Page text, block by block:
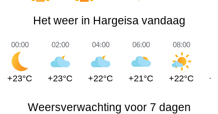
Het weer in Hargeisa vandaag
00:00
+23°C
02:00
+23°C
04:00
+22°C
06:00
+21°C
08:00
+22°C
Weersverwachting voor 7 dagen